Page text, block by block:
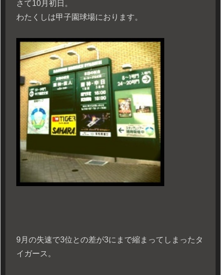
さて10月初日。
わたくしは甲子園球場におります。
9月の失速で3位との差が3にまで縮まってしまったタ
イガース。